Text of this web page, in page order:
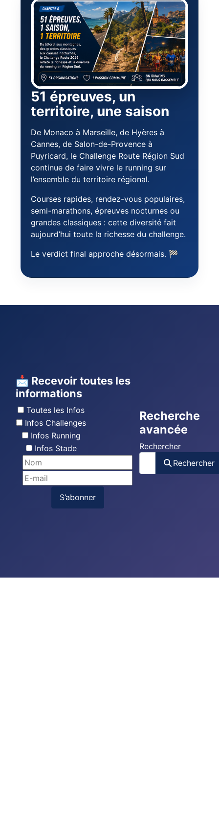
51 épreuves, un
territoire, une saison
De Monaco à Marseille, de Hyères à
Cannes, de Salon-de-Provence à
Puyricard, le Challenge Route Région Sud
continue de faire vivre le running sur
l’ensemble du territoire régional.
Courses rapides, rendez-vous populaires,
semi-marathons, épreuves nocturnes ou
grandes classiques : cette diversité fait
aujourd’hui toute la richesse du challenge.
Le verdict final approche désormais. 🏁
📩 Recevoir toutes les
informations
Toutes les Infos
Infos Challenges
Infos Running
Infos Stade
S’abonner
Recherche
avancée
Rechercher
Rechercher